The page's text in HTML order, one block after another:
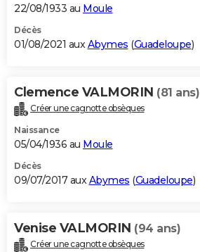
22/08/1933 au Moule
Décès
01/08/2021 auxAbymes (Guadeloupe)
Clemence VALMORIN (81 ans)
Créer une cagnotte obsèques
Naissance
05/04/1936 au Moule
Décès
09/07/2017 auxAbymes (Guadeloupe)
Venise VALMORIN (94 ans)
Créer une cagnotte obsèques